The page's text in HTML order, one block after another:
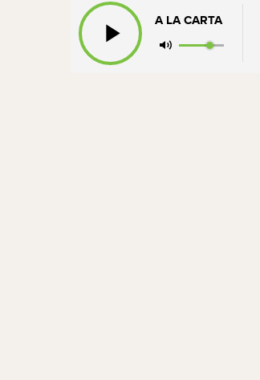
A LA CARTA